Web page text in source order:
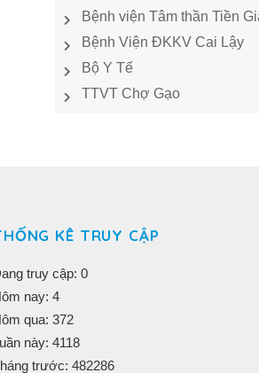
Bệnh viện Tâm thần Tiền
Bệnh Viện ĐKKV Cai Lậy
Bộ Y Tế
TTVT Chợ Gạo
KÊ TRUY CẬP
truy cập: 0
nay: 4
qua: 372
này: 4118
trước: 482286